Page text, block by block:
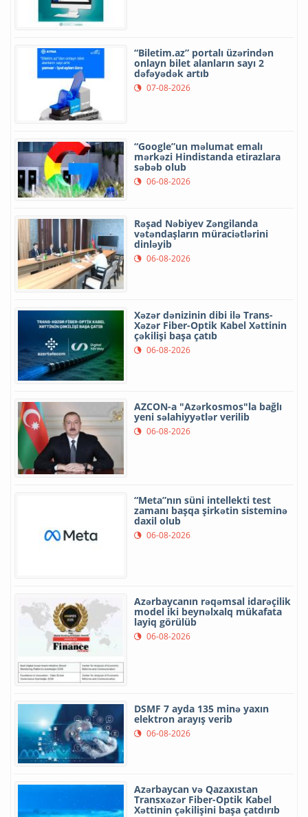
“Biletim.az” portalı üzərindən
onlayn bilet alanların sayı 2
dəfəyədək artıb
07-08-2026
“Google”un məlumat emalı
mərkəzi Hindistanda etirazlara
səbəb olub
06-08-2026
Rəşad Nəbiyev Zəngilanda
vətəndaşların müraciətlərini
dinləyib
06-08-2026
Xəzər dənizinin dibi ilə Trans-
Xəzər Fiber-Optik Kabel Xəttinin
çəkilişi başa çatıb
06-08-2026
AZCON-a "Azərkosmos"la bağlı
yeni səlahiyyətlər verilib
06-08-2026
“Meta”nın süni intellekti test
zamanı başqa şirkətin sisteminə
daxil olub
06-08-2026
Azərbaycanın rəqəmsal idarəçilik
model iki beynəlxalq mükafata
layiq görülüb
06-08-2026
DSMF 7 ayda 135 minə yaxın
elektron arayış verib
06-08-2026
Azərbaycan və Qazaxıstan
Transxəzər Fiber-Optik Kabel
Xəttinin çəkilişini başa çatdırıb